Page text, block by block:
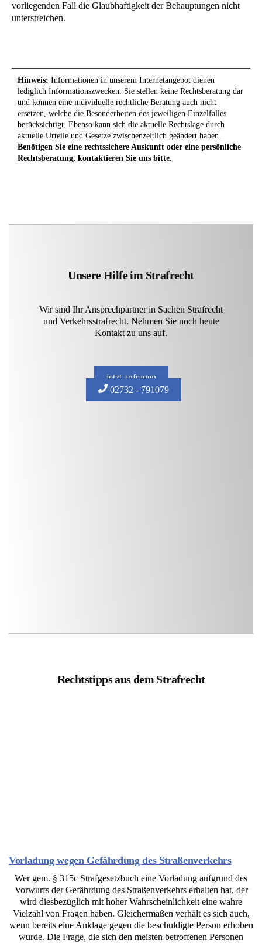
vorliegenden Fall die Glaubhaftigkeit der Behauptungen nicht
unterstreichen.
Hinweis: Informationen in unserem Internetangebot dienen
lediglich Informationszwecken. Sie stellen keine Rechtsberatung dar
und können eine individuelle rechtliche Beratung auch nicht
ersetzen, welche die Besonderheiten des jeweiligen Einzelfalles
berücksichtigt. Ebenso kann sich die aktuelle Rechtslage durch
aktuelle Urteile und Gesetze zwischenzeitlich geändert haben.
Benötigen Sie eine rechtssichere Auskunft oder eine persönliche
Rechtsberatung, kontaktieren Sie uns bitte.
Unsere Hilfe im Strafrecht
Wir sind Ihr Ansprechpartner in Sachen Strafrecht
und Verkehrsstrafrecht. Nehmen Sie noch heute
Kontakt zu uns auf.
jetzt anfragen
02732 - 791079
Rechtstipps aus dem Strafrecht
Vorladung wegen Gefährdung des Straßenverkehrs
Wer gem. § 315c Strafgesetzbuch eine Vorladung aufgrund des
Vorwurfs der Gefährdung des Straßenverkehrs erhalten hat, der
wird diesbezüglich mit hoher Wahrscheinlichkeit eine wahre
Vielzahl von Fragen haben. Gleichermaßen verhält es sich auch,
wenn bereits eine Anklage gegen die beschuldigte Person erhoben
wurde. Die Frage, die sich den meisten betroffenen Personen